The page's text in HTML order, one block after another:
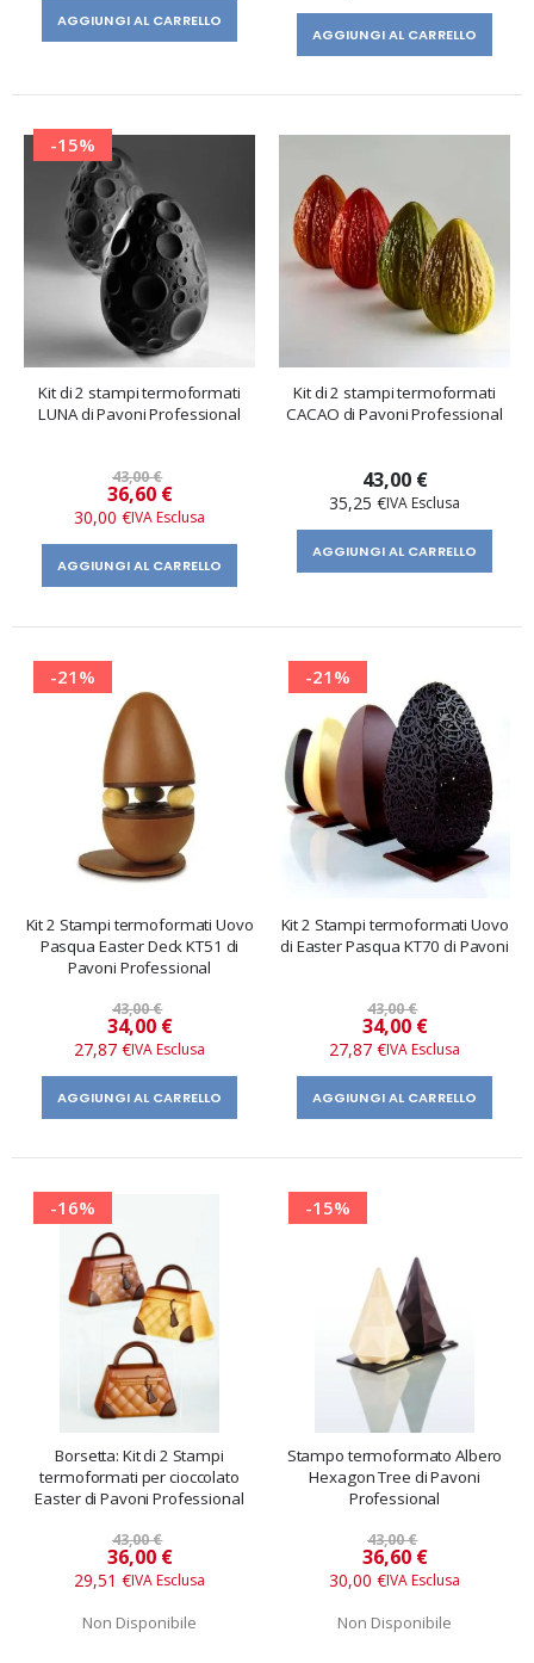
AGGIUNGI AL CARRELLO
AGGIUNGI AL CARRELLO
-15%
Kit di 2 stampi termoformati
LUNA di Pavoni Professional
43,00 €
Prezzo
speciale
36,60 €
30,00 €
AGGIUNGI AL CARRELLO
Kit di 2 stampi termoformati
CACAO di Pavoni Professional
43,00 €
35,25 €
AGGIUNGI AL CARRELLO
-21%
Kit 2 Stampi termoformati Uovo
Pasqua Easter Deck KT51 di
Pavoni Professional
43,00 €
Prezzo
speciale
34,00 €
27,87 €
AGGIUNGI AL CARRELLO
-21%
Kit 2 Stampi termoformati Uovo
di Easter Pasqua KT70 di Pavoni
43,00 €
Prezzo
speciale
34,00 €
27,87 €
AGGIUNGI AL CARRELLO
-16%
Borsetta: Kit di 2 Stampi
termoformati per cioccolato
Easter di Pavoni Professional
43,00 €
Prezzo
speciale
36,00 €
29,51 €
Non Disponibile
-15%
Stampo termoformato Albero
Hexagon Tree di Pavoni
Professional
43,00 €
Prezzo
speciale
36,60 €
30,00 €
Non Disponibile